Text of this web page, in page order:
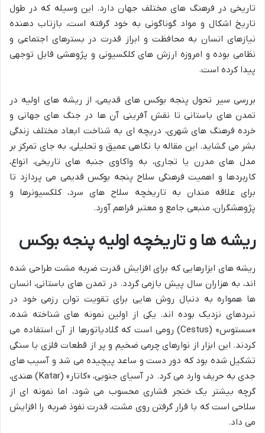
تاریخی در فرهنگ های مختلف جهان دارد. این وسیله که در طول
تاریخ اشکال و مواد گوناگونی به خود گرفته است، بازتاب دهنده
نیازهای انسان به محافظت و ابراز قدرت در بسترهای اجتماعی و
نظامی بوده و امروزه ارزش های کلکسیونی و پژوهشی قابل توجهی
پیدا کرده است.
بررسی سیر تحول پنجه بوکس های قدیمی، از ریشه های اولیه در
تمدن های باستانی تا نقش آفرینی آن ها در جنگ های جهانی و
خرده فرهنگ های شهری، دریچه ای به شناخت ابعاد مختلف زندگی
بشر می گشاید. این مقاله با نگاهی عمیق و تحلیلی، به جای تمرکز بر
مدل های مدرن یا تجاری، به واکاوی جنبه های تاریخی، انواع،
کاربردها و اهمیت فرهنگی سلاح پنجه بوکس قدیمی می پردازد تا
برای علاقه مندان به تاریخچه سلاح های سرد، کلکسیونرها و
پژوهشگران، منبعی جامع و معتبر فراهم آورد.
ریشه ها و تاریخچه اولیه پنجه بوکس
ریشه های ابزارهایی که برای افزایش قدرت ضربه مشت طراحی شده
اند، به هزاران سال پیش بازمی گردد. در تمدن های باستانی، انسان
ها همواره به دنبال روش هایی برای تقویت توان رزمی خود در
نبردهای نزدیک بوده اند. یکی از اولین نمونه های شناخته شده،
«سستوس» (Cestus) رومی است که گلادیاتورها از آن استفاده می
کردند. این ابزار از نوارهای چرمی ضخیم و پر از قطعات فلزی یا سنگی
تشکیل شده بود که دور دست و ساعد پیچیده می شد و آسیب های
جدی به حریف وارد می کرد. در آسیای جنوبی، «کاتار» (Katar) هندی،
گرچه بیشتر یک خنجر فشاری محسوب می شود، اما نمونه ای از
سلاحی است که با قرار گرفتن روی مشت، قدرت نفوذ ضربه را افزایش
می داد.